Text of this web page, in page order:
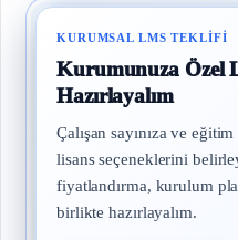
KURUMSAL LMS TEKLIFI
Kurumunuza Özel
Hazırlayalım
Çalışan sayınıza ve
lisans seçeneklerini
fiyatlandırma, kurulum
birlikte hazırlayalım.